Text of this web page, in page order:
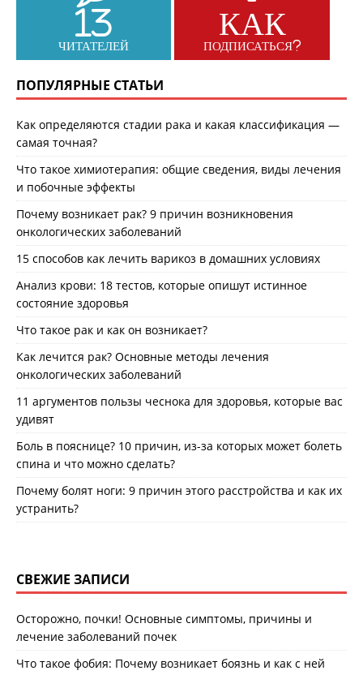
13
ЧИТАТЕЛЕЙ
КАК
ПОДПИСАТЬСЯ?
ПОПУЛЯРНЫЕ СТАТЬИ
Как определяются стадии рака и какая классификация —
самая точная?
Что такое химиотерапия: общие сведения, виды лечения
и побочные эффекты
Почему возникает рак? 9 причин возникновения
онкологических заболеваний
15 способов как лечить варикоз в домашних условиях
Анализ крови: 18 тестов, которые опишут истинное
состояние здоровья
Что такое рак и как он возникает?
Как лечится рак? Основные методы лечения
онкологических заболеваний
11 аргументов пользы чеснока для здоровья, которые вас
удивят
Боль в пояснице? 10 причин, из-за которых может болеть
спина и что можно сделать?
Почему болят ноги: 9 причин этого расстройства и как их
устранить?
СВЕЖИЕ ЗАПИСИ
Осторожно, почки! Основные симптомы, причины и
лечение заболеваний почек
Что такое фобия: Почему возникает боязнь и как с ней